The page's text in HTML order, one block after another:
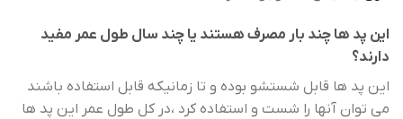
این پد ها چند بار مصرف هستند یا چند سال طول عمر مفید
دارند؟
این پد ها قابل شستشو بوده و تا زمانیکه قابل استفاده باشند
می توان آنها را شست و استفاده کرد ،در کل طول عمر این پد ها